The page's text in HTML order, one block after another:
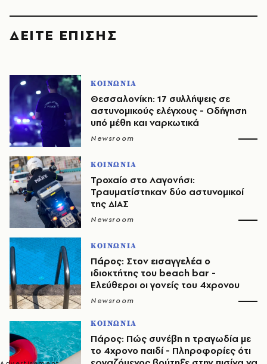
ΔΕΙΤΕ ΕΠΙΣΗΣ
ΚΟΙΝΩΝΙΑ
Θεσσαλονίκη: 17 συλλήψεις σε
αστυνομικούς ελέγχους - Οδήγηση
υπό μέθη και ναρκωτικά
Newsroom
ΚΟΙΝΩΝΙΑ
Τροχαίο στο Λαγονήσι:
Τραυματίστηκαν δύο αστυνομικοί
της ΔΙΑΣ
Newsroom
ΚΟΙΝΩΝΙΑ
Πάρος: Στον εισαγγελέα ο
ιδιοκτήτης του beach bar -
Ελεύθεροι οι γονείς του 4χρονου
Newsroom
ΚΟΙΝΩΝΙΑ
Πάρος: Πώς συνέβη η τραγωδία με
το 4χρονο παιδί - Πληροφορίες ότι